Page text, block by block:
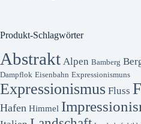
Produkt-Schlagwörter
Abstrakt Alpen Bamberg
Dampflok Eisenbahn Expressionismuns
Expressionismus Fluss
Hafen Himmel